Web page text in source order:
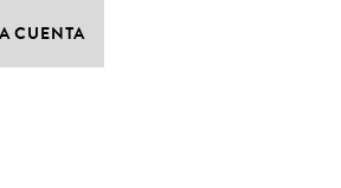
CUENTA